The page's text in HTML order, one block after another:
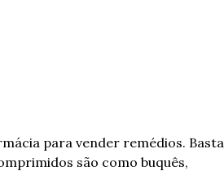
para vender remédios. Basta
são como buquês,